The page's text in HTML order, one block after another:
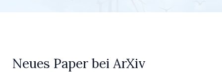
Neues Paper bei ArXiv